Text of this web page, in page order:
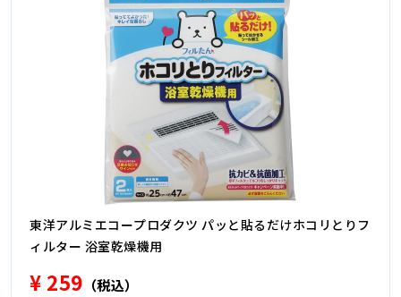
東洋アルミエコープロダクツ パッと貼るだけホコリとりフ
ィルター 浴室乾燥機用
¥ 259 （税込）